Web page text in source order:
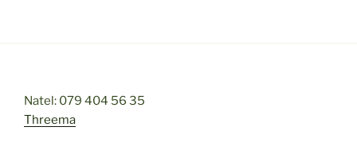
Natel: 079 404 56 35
Threema